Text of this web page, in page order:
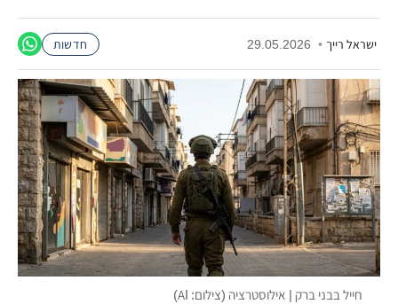
ישראל רייך •
29.05.2026 חדשות
חייל בבני ברק | אילוסטרציה (צילום: AI)